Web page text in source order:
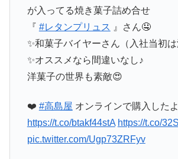
が入ってる焼き菓子詰め合せ
『 #レタンプリュス 』さん🤤
✨和菓子バイヤーさん（入社当初は
✨オススメなら間違いなし♪
洋菓子の世界も素敵😍
❤️ #高島屋 オンラインで購入した
https://t.co/btakf44stA https://t.co/
pic.twitter.com/Ugp73ZRFyv